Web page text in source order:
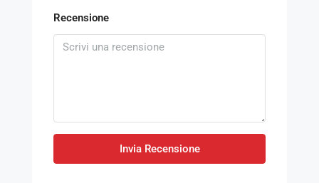
Recensione
Invia Recensione